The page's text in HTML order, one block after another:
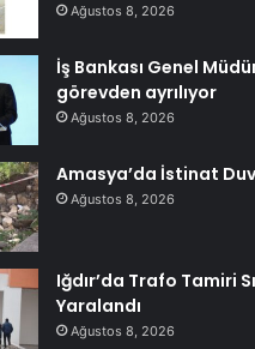
Ağustos 8, 2026
İş Bankası Genel
görevden ayrılıyor
Ağustos 8, 2026
Amasya’da İstinat
Ağustos 8, 2026
Iğdır’da Trafo Tamiri
Yaralandı
Ağustos 8, 2026